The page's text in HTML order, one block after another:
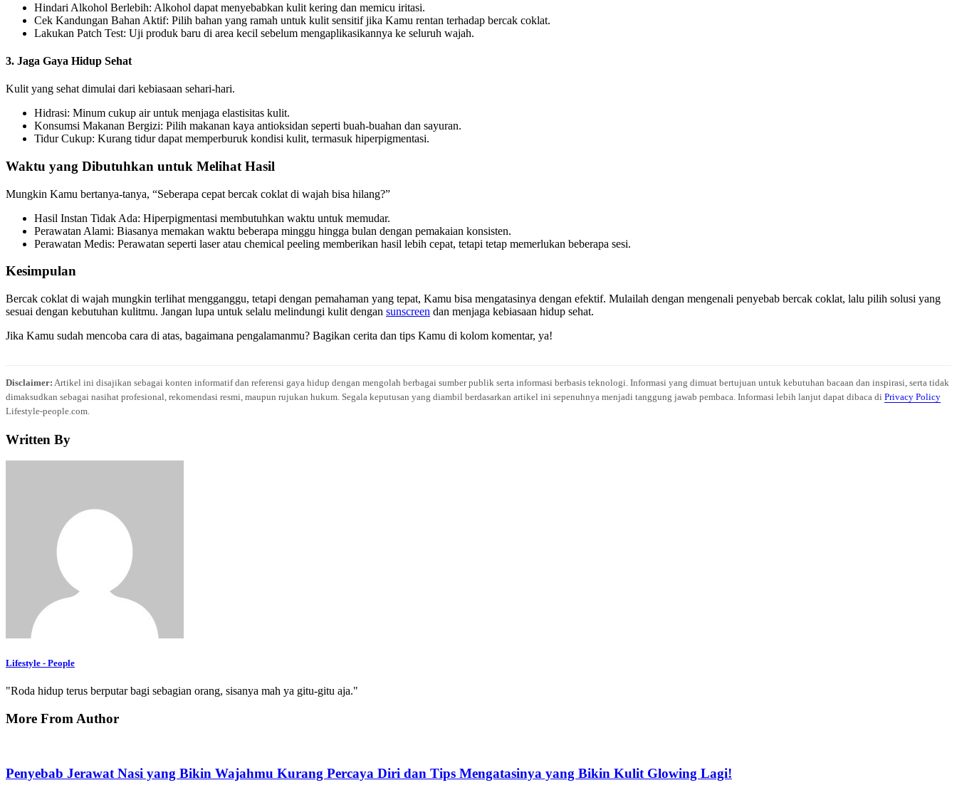
Hindari Alkohol Berlebih: Alkohol dapat menyebabkan kulit kering dan memicu iritasi.
Cek Kandungan Bahan Aktif: Pilih bahan yang ramah untuk kulit sensitif jika Kamu rentan terhadap bercak coklat.
Lakukan Patch Test: Uji produk baru di area kecil sebelum mengaplikasikannya ke seluruh wajah.
3. Jaga Gaya Hidup Sehat
Kulit yang sehat dimulai dari kebiasaan sehari-hari.
Hidrasi: Minum cukup air untuk menjaga elastisitas kulit.
Konsumsi Makanan Bergizi: Pilih makanan kaya antioksidan seperti buah-buahan dan sayuran.
Tidur Cukup: Kurang tidur dapat memperburuk kondisi kulit, termasuk hiperpigmentasi.
Waktu yang Dibutuhkan untuk Melihat Hasil
Mungkin Kamu bertanya-tanya, “Seberapa cepat bercak coklat di wajah bisa hilang?”
Hasil Instan Tidak Ada: Hiperpigmentasi membutuhkan waktu untuk memudar.
Perawatan Alami: Biasanya memakan waktu beberapa minggu hingga bulan dengan pemakaian konsisten.
Perawatan Medis: Perawatan seperti laser atau chemical peeling memberikan hasil lebih cepat, tetapi tetap memerlukan beberapa sesi.
Kesimpulan
Bercak coklat di wajah mungkin terlihat mengganggu, tetapi dengan pemahaman yang tepat, Kamu bisa mengatasinya dengan efektif. Mulailah dengan mengenali penyebab bercak coklat, lalu pilih solusi yang
sesuai dengan kebutuhan kulitmu. Jangan lupa untuk selalu melindungi kulit dengan sunscreen dan menjaga kebiasaan hidup sehat.
Jika Kamu sudah mencoba cara di atas, bagaimana pengalamanmu? Bagikan cerita dan tips Kamu di kolom komentar, ya!
Disclaimer: Artikel ini disajikan sebagai konten informatif dan referensi gaya hidup dengan mengolah berbagai sumber publik serta informasi berbasis teknologi. Informasi yang dimuat bertujuan untuk kebutuhan bacaan dan inspirasi, serta tidak
dimaksudkan sebagai nasihat profesional, rekomendasi resmi, maupun rujukan hukum. Segala keputusan yang diambil berdasarkan artikel ini sepenuhnya menjadi tanggung jawab pembaca. Informasi lebih lanjut dapat dibaca di Privacy Policy
Lifestyle-people.com.
Written By
Lifestyle - People
"Roda hidup terus berputar bagi sebagian orang, sisanya mah ya gitu-gitu aja."
More From Author
Penyebab Jerawat Nasi yang Bikin Wajahmu Kurang Percaya Diri dan Tips Mengatasinya yang Bikin Kulit Glowing Lagi!